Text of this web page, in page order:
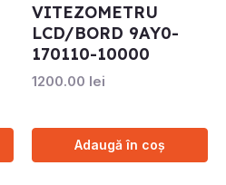
VITEZOMETRU
LCD/BORD 9AY0-
170110-10000
1200.00 lei
Adaugă în coș